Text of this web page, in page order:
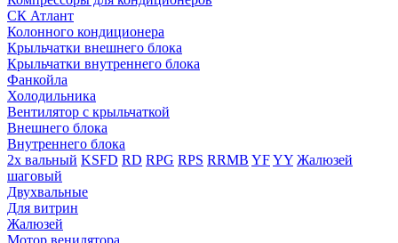
СК Атлант
Колонного кондиционера
Крыльчатки внешнего блока
Крыльчатки внутреннего блока
Фанкойла
Холодильника
Вентилятор с крыльчаткой
Внешнего блока
Внутреннего блока
2х вальный KSFD RD RPG RPS RRMB YFYY Жалюзей
шаговый
Двухвальные
Для витрин
Жалюзей
Мотор венилятора